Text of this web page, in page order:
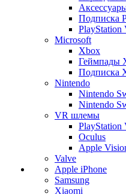
Подписка
PlayStation
Microsoft
Xbox
Геймпады
Подписка
Nintendo
Nintendo
Nintendo
VR шлемы
PlayStation
Oculus
Apple
Valve
Apple iPhone
Samsung
Xiaomi